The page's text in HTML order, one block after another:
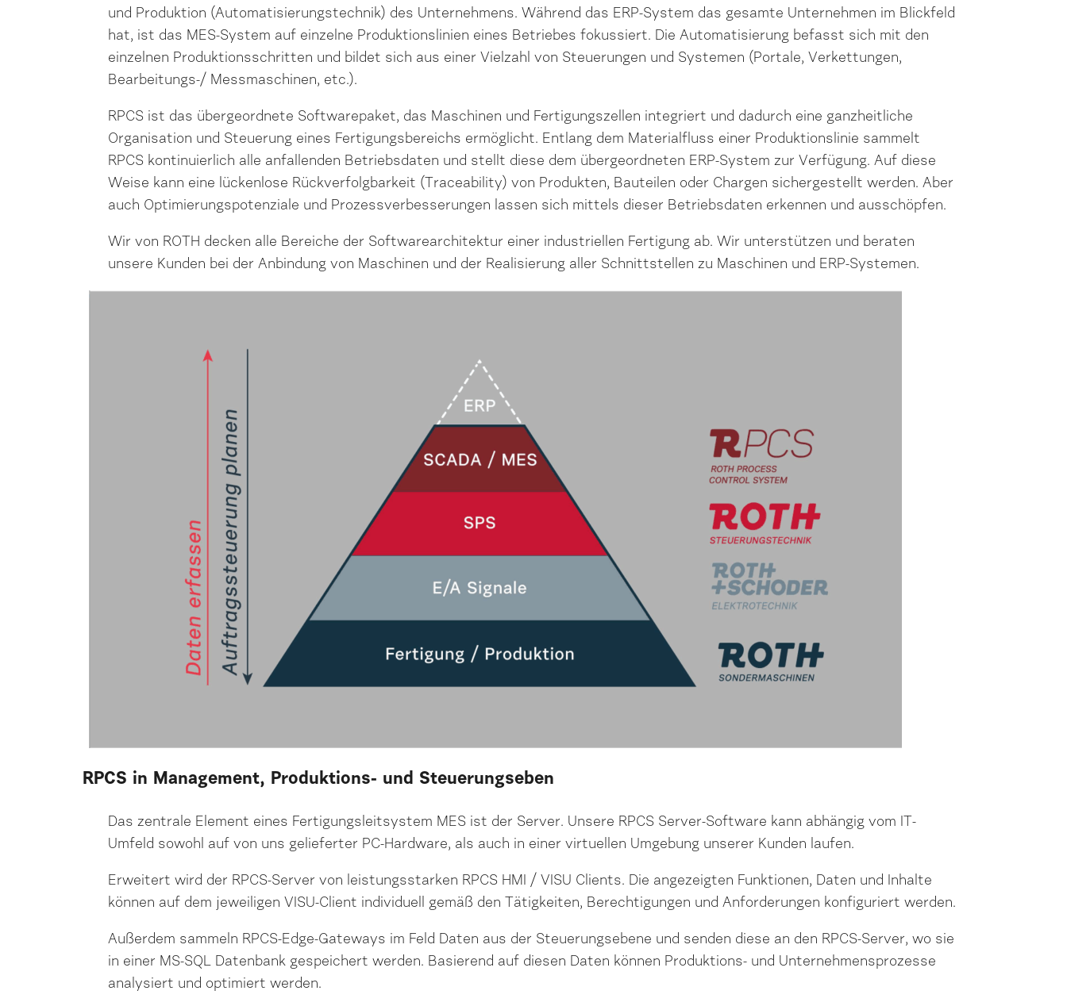
und Produktion (Automatisierungstechnik) des Unternehmens. Während das ERP-System das gesamte Unternehmen im Blickfeld
hat, ist das MES-System auf einzelne Produktionslinien eines Betriebes fokussiert. Die Automatisierung befasst sich mit den
einzelnen Produktionsschritten und bildet sich aus einer Vielzahl von Steuerungen und Systemen (Portale, Verkettungen,
Bearbeitungs-/ Messmaschinen, etc.).
RPCS ist das übergeordnete Softwarepaket, das Maschinen und Fertigungszellen integriert und dadurch eine ganzheitliche
Organisation und Steuerung eines Fertigungsbereichs ermöglicht. Entlang dem Materialfluss einer Produktionslinie sammelt
RPCS kontinuierlich alle anfallenden Betriebsdaten und stellt diese dem übergeordneten ERP-System zur Verfügung. Auf diese
Weise kann eine lückenlose Rückverfolgbarkeit (Traceability) von Produkten, Bauteilen oder Chargen sichergestellt werden. Aber
auch Optimierungspotenziale und Prozessverbesserungen lassen sich mittels dieser Betriebsdaten erkennen und ausschöpfen.
Wir von ROTH decken alle Bereiche der Softwarearchitektur einer industriellen Fertigung ab. Wir unterstützen und beraten
unsere Kunden bei der Anbindung von Maschinen und der Realisierung aller Schnittstellen zu Maschinen und ERP-Systemen.
RPCS in Management, Produktions- und Steuerungseben
Das zentrale Element eines Fertigungsleitsystem MES ist der Server. Unsere RPCS Server-Software kann abhängig vom IT-
Umfeld sowohl auf von uns gelieferter PC-Hardware, als auch in einer virtuellen Umgebung unserer Kunden laufen.
Erweitert wird der RPCS-Server von leistungsstarken RPCS HMI / VISU Clients. Die angezeigten Funktionen, Daten und Inhalte
können auf dem jeweiligen VISU-Client individuell gemäß den Tätigkeiten, Berechtigungen und Anforderungen konfiguriert werden.
Außerdem sammeln RPCS-Edge-Gateways im Feld Daten aus der Steuerungsebene und senden diese an den RPCS-Server, wo sie
in einer MS-SQL Datenbank gespeichert werden. Basierend auf diesen Daten können Produktions- und Unternehmensprozesse
analysiert und optimiert werden.